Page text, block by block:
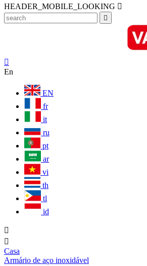
HEADER_MOBILE_LOOKING 


En
EN
fr
it
ru
pt
ar
vi
th
tl
id


Casa
Armário de aço inoxidável